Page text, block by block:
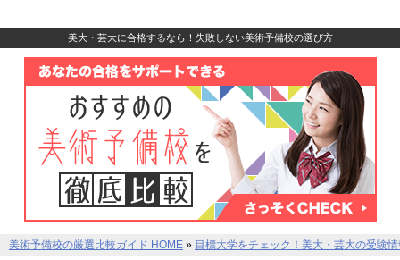
美大・芸大に合格するなら！失敗しない美術予備校の選び方
美術予備校の厳選比較ガイド HOME » 目標大学をチェック！美大・芸大の受験